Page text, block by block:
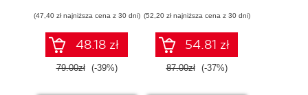
dowodów
elektronicznych dla
początkujących.
Wydanie II
(47,40 zł najniższa cena z 30 dni)
48.18 zł
79.00zł (-39%)
potencjał inżynierii
promptów z
technologiami
OpenAI dla
zwiększenia
kreatywności.
(52,20 zł najniższa cena z 30 dni)
54.81 zł
87.00zł (-37%)